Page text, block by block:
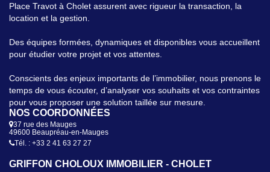
Place Travot à Cholet assurent avec rigueur la transaction, la
location et la gestion.
Des équipes formées, dynamiques et disponibles vous accueillent
pour étudier votre projet et vos attentes.
Conscients des enjeux importants de l’immobilier, nous prenons le
temps de vous écouter, d’analyser vos souhaits et vos contraintes
pour vous proposer une solution taillée sur mesure.
NOS COORDONNÉES
37 rue des Mauges
49600 Beaupréau-en-Mauges
Tél. : +33 2 41 63 27 27
GRIFFON CHOLOUX IMMOBILIER - CHOLET